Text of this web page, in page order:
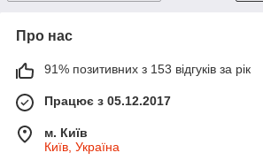
Про нас
91% позитивних з 153 відгуків за рік
Працює з 05.12.2017
м. Київ
Київ, Україна